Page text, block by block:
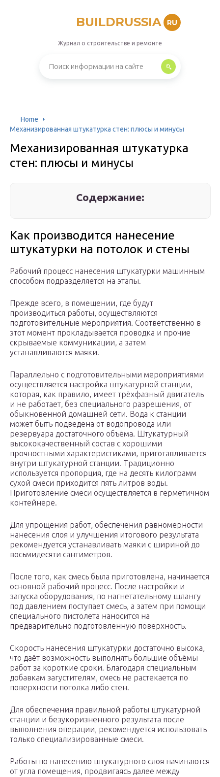
BUILDRUSSIA RU
Журнал о строительстве и ремонте
Home
Механизированная штукатурка стен: плюсы и минусы
Механизированная штукатурка
стен: плюсы и минусы
Содержание:
Как производится нанесение
штукатурки на потолок и стены
Рабочий процесс нанесения штукатурки машинным
способом подразделяется на этапы.
Прежде всего, в помещении, где будут
производиться работы, осуществляются
подготовительные мероприятия. Соответственно в
этот момент прокладывается проводка и прочие
скрываемые коммуникации, а затем
устанавливаются маяки.
Параллельно с подготовительными мероприятиями
осуществляется настройка штукатурной станции,
которая, как правило, имеет трёхфазный двигатель
и не работает, без специального разрешения, от
обыкновенной домашней сети. Вода к станции
может быть подведена от водопровода или
резервуара достаточного объёма. Штукатурный
высококачественный состав с хорошими
прочностными характеристиками, приготавливается
внутри штукатурной станции. Традиционно
используется пропорция, где на десять килограмм
сухой смеси приходится пять литров воды.
Приготовление смеси осуществляется в герметичном
контейнере.
Для упрощения работ, обеспечения равномерности
нанесения слоя и улучшения итогового результата
рекомендуется устанавливать маяки с шириной до
восьмидесяти сантиметров.
После того, как смесь была приготовлена, начинается
основной рабочий процесс. После настройки и
запуска оборудования, по нагнетательному шлангу
под давлением поступает смесь, а затем при помощи
специального пистолета наносится на
предварительно подготовленную поверхность.
Скорость нанесения штукатурки достаточно высока,
что даёт возможность выполнять большие объёмы
работ за короткие сроки. Благодаря специальным
добавкам загустителям, смесь не растекается по
поверхности потолка либо стен.
Для обеспечения правильной работы штукатурной
станции и безукоризненного результата после
выполнения операции, рекомендуется использовать
только специализированные смеси.
Работы по нанесению штукатурного слоя начинаются
от угла помещения, продвигаясь далее между